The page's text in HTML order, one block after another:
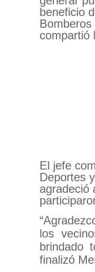
beneficio
compartió
El jefe
Deportes
agradeció
los
brindado
finalizó